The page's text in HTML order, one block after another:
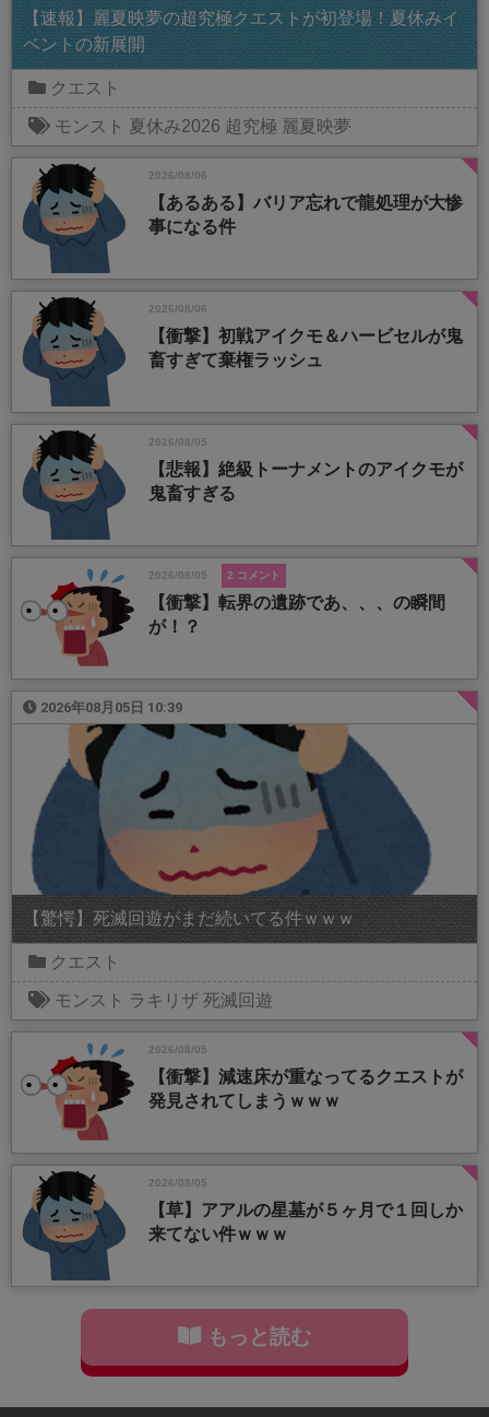
【速報】麗夏映夢の超究極クエストが初登場！夏休みイ
ベントの新展開
クエスト
モンスト 夏休み2026 超究極 麗夏映夢
2026/08/06
【あるある】バリア忘れで龍処理が大惨
事になる件
2026/08/06
【衝撃】初戦アイクモ＆ハービセルが鬼
畜すぎて棄権ラッシュ
2026/08/05
【悲報】絶級トーナメントのアイクモが
鬼畜すぎる
2026/08/05 2 コメント
【衝撃】転界の遺跡であ、、、の瞬間
が！？
2026年08月05日 10:39
【驚愕】死滅回遊がまだ続いてる件ｗｗｗ
クエスト
モンスト ラキリザ 死滅回遊
2026/08/05
【衝撃】減速床が重なってるクエストが
発見されてしまうｗｗｗ
2026/08/05
【草】アアルの星墓が５ヶ月で１回しか
来てない件ｗｗｗ
もっと読む